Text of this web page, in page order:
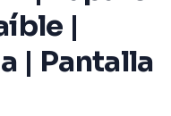
|
| Pantalla